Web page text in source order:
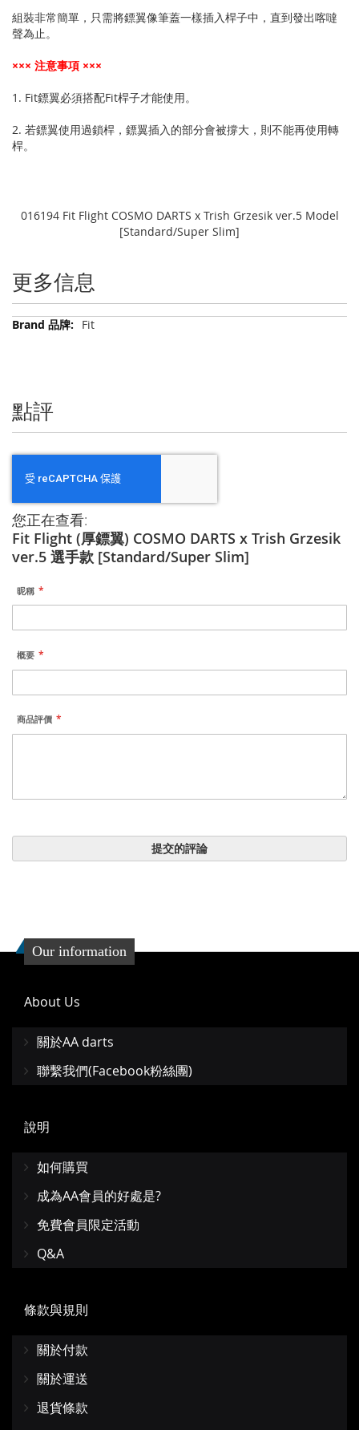
組裝非常簡單，只需將鏢翼像筆蓋一樣插入桿子中，直到發出喀噠
聲為止。
××× 注意事項 ×××
1. Fit鏢翼必須搭配Fit桿子才能使用。
2. 若鏢翼使用過鎖桿，鏢翼插入的部分會被撐大，則不能再使用轉
桿。
016194 Fit Flight COSMO DARTS x Trish Grzesik ver.5 Model
[Standard/Super Slim]
更多信息
更
Fit
點評
您正在查看:
Fit Flight (厚鏢翼) COSMO DARTS x Trish Grzesik
ver.5 選手款 [Standard/Super Slim]
昵稱
概要
商品評價
提交的評論
Our information
About Us
關於AA darts
聯繫我們(Facebook粉絲團)
說明
如何購買
成為AA會員的好處是?
免費會員限定活動
Q&A
條款與規則
關於付款
關於運送
退貨條款